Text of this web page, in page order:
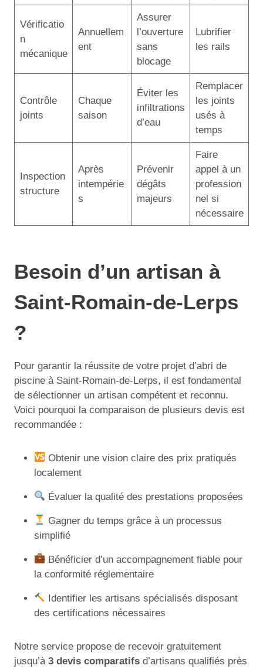
Vérificatio
n
mécanique
Annuellem
ent
Assurer
l’ouverture
sans
blocage
Lubrifier
les rails
Contrôle
joints
Chaque
saison
Éviter les
infiltrations
d’eau
Remplacer
les joints
usés à
temps
Inspection
structure
Après
intempérie
s
Prévenir
dégâts
majeurs
Faire
appel à un
profession
nel si
nécessaire
Besoin d’un artisan à
Saint-Romain-de-Lerps
?
Pour garantir la réussite de votre projet d’abri de
piscine à Saint-Romain-de-Lerps, il est fondamental
de sélectionner un artisan compétent et reconnu.
Voici pourquoi la comparaison de plusieurs devis est
recommandée :
Obtenir une vision claire des prix pratiqués
localement
Évaluer la qualité des prestations proposées
Gagner du temps grâce à un processus
simplifié
Bénéficier d’un accompagnement fiable pour
la conformité réglementaire
Identifier les artisans spécialisés disposant
des certifications nécessaires
Notre service propose de recevoir gratuitement
jusqu’à 3 devis comparatifs d’artisans qualifiés près